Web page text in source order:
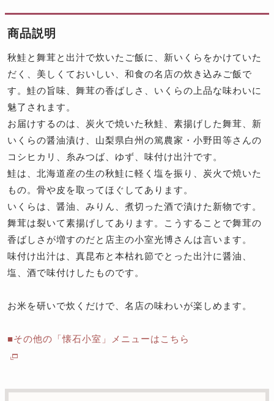
商品説明
秋鮭と舞茸と出汁で炊いたご飯に、新いくらをかけていた
だく、美しくておいしい、和食の名店の炊き込みご飯で
す。鮭の旨味、舞茸の香ばしさ、いくらの上品な味わいに
魅了されます。
お届けするのは、炭火で焼いた秋鮭、素揚げした舞茸、新
いくらの醤油漬け、山梨県白州の篤農家・小野田等さんの
コシヒカリ、糸みつば、ゆず、味付け出汁です。
鮭は、北海道産の生の秋鮭に軽く塩を振り、炭火で焼いた
もの。骨や皮を取ってほぐしてあります。
いくらは、醤油、みりん、煮切った酒で漬けた新物です。
舞茸は裂いて素揚げしてあります。こうすることで舞茸の
香ばしさが増すのだと店主の小室光博さんは言います。
味付け出汁は、真昆布と本枯れ節でとった出汁に醤油、
塩、酒で味付けしたものです。
お米を研いで炊くだけで、名店の味わいが楽しめます。
■その他の「懐石小室」メニューはこちら